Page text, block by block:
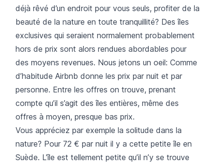
déjà rêvé d’un endroit pour vous seuls, profiter de la
beauté de la nature en toute tranquillité? Des îles
exclusives qui seraient normalement probablement
hors de prix sont alors rendues abordables pour
des moyens revenues. Nous jetons un oeil: Comme
d’habitude Airbnb donne les prix par nuit et par
personne. Entre les offres on trouve, prenant
compte qu’il s’agit des îles entières, même des
offres à moyen, presque bas prix.
Vous appréciez par exemple la solitude dans la
nature? Pour 72 € par nuit il y a cette petite île en
Suède. L’île est tellement petite qu’il n’y se trouve